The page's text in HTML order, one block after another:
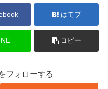
はてブ
コピー
フォローする